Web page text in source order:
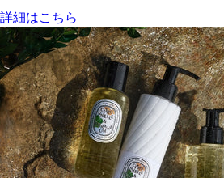
詳細はこちら